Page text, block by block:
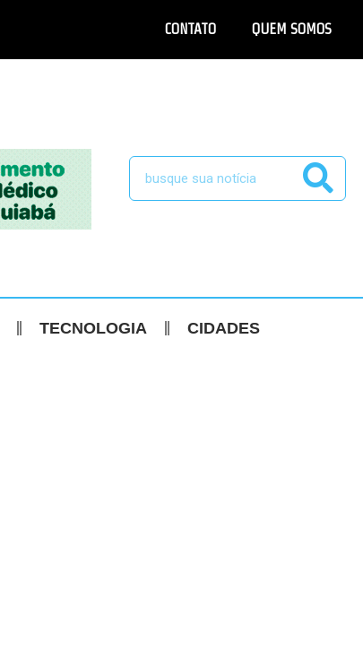
CONTATO QUEM SOMOS
TECNOLOGIA CIDADES